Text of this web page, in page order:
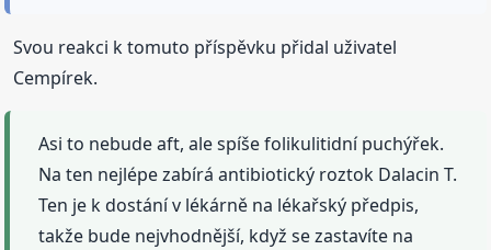
Svou reakci k tomuto příspěvku přidal uživatel
Cempírek.
Asi to nebude aft, ale spíše folikulitidní puchýřek.
Na ten nejlépe zabírá antibiotický roztok Dalacin T.
Ten je k dostání v lékárně na lékařský předpis,
takže bude nejvhodnější, když se zastavíte na